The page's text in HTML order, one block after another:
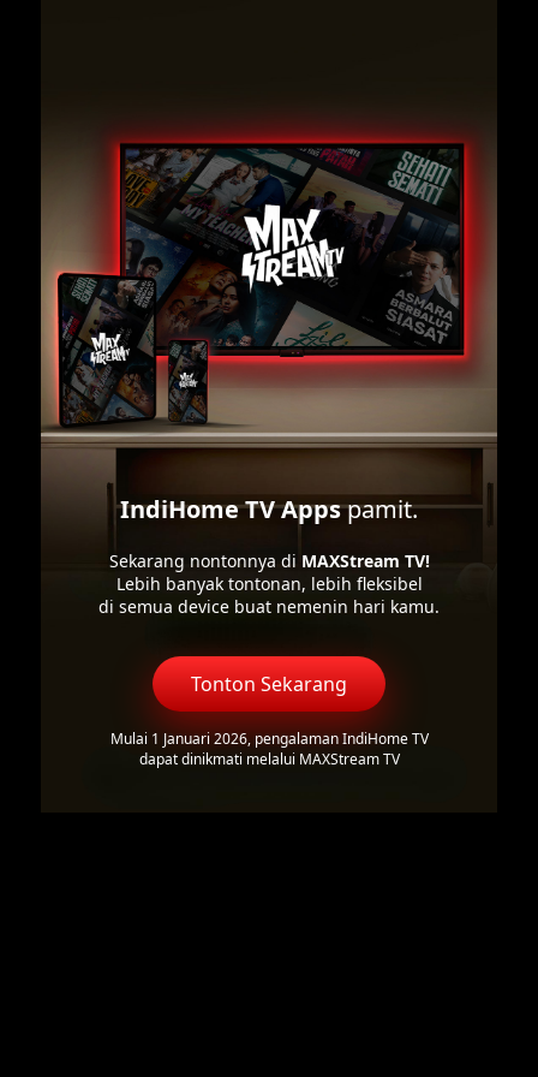
IndiHome TV Appspamit.
Sekarang nontonnya di MAXStream TV!
Lebih banyak tontonan, lebih fleksibel
di semua device buat nemenin hari kamu.
Tonton Sekarang
Mulai 1 Januari 2026, pengalaman IndiHome TV
dapat dinikmati melalui MAXStream TV